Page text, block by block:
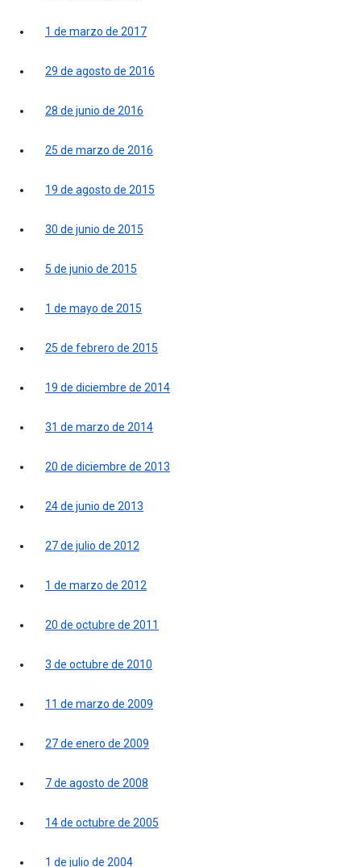
1 de marzo de 2017
29 de agosto de 2016
28 de junio de 2016
25 de marzo de 2016
19 de agosto de 2015
30 de junio de 2015
5 de junio de 2015
1 de mayo de 2015
25 de febrero de 2015
19 de diciembre de 2014
31 de marzo de 2014
20 de diciembre de 2013
24 de junio de 2013
27 de julio de 2012
1 de marzo de 2012
20 de octubre de 2011
3 de octubre de 2010
11 de marzo de 2009
27 de enero de 2009
7 de agosto de 2008
14 de octubre de 2005
1 de julio de 2004